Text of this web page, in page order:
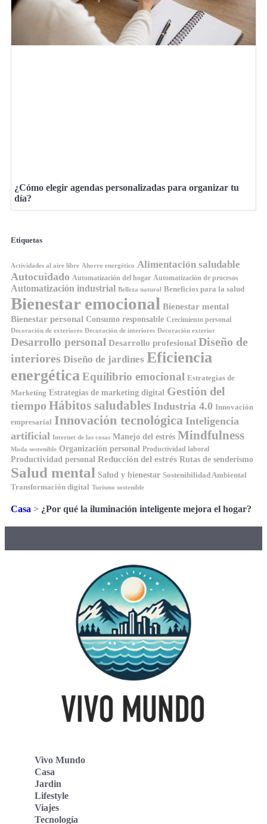
¿Cómo elegir agendas personalizadas para organizar tu
día?
Etiquetas
Actividades al aire libre Ahorro energético Alimentación saludable
Autocuidado Automatización del hogar Automatización de procesos
Automatización industrial Belleza natural Beneficios para la salud
Bienestar emocional Bienestar mental
Bienestar personal Consumo responsable Crecimiento personal
Decoración de exteriores Decoración de interiores Decoración exterior
Desarrollo personal Desarrollo profesional Diseño de
interiores Diseño de jardines Eficiencia
energética Equilibrio emocional Estrategias de
Marketing Estrategias de marketing digital Gestión del
tiempo Hábitos saludables Industria 4.0 Innovación
empresarial Innovación tecnológica Inteligencia
artificial Internet de las cosas Manejo del estrés Mindfulness
Moda sostenible Organización personal Productividad laboral
Productividad personal Reducción del estrés Rutas de senderismo
Salud mental Salud y bienestar Sostenibilidad Ambiental
Transformación digital Turismo sostenible
Casa > ¿Por qué la iluminación inteligente mejora el hogar?
Vivo Mundo
Casa
Jardin
Lifestyle
Viajes
Tecnología